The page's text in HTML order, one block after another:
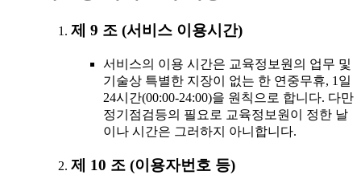
제 9 조 (서비스 이용시간)
서비스의 이용 시간은 교육정보원의 업무 및
기술상 특별한 지장이 없는 한 연중무휴, 1일
24시간(00:00-24:00)을 원칙으로 합니다. 다만
정기점검등의 필요로 교육정보원이 정한 날
이나 시간은 그러하지 아니합니다.
제 10 조 (이용자번호 등)